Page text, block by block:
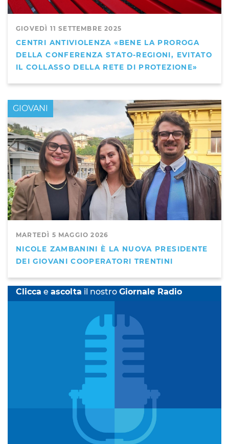
GIOVEDÌ 11 SETTEMBRE 2025
CENTRI ANTIVIOLENZA «BENE LA PROROGA
DELLA CONFERENZA STATO-REGIONI, EVITATO
IL COLLASSO DELLA RETE DI PROTEZIONE»
MARTEDÌ 5 MAGGIO 2026
NICOLE ZAMBANINI È LA NUOVA PRESIDENTE
DEI GIOVANI COOPERATORI TRENTINI
GIOVANI
Clicca e ascolta il nostro Giornale Radio